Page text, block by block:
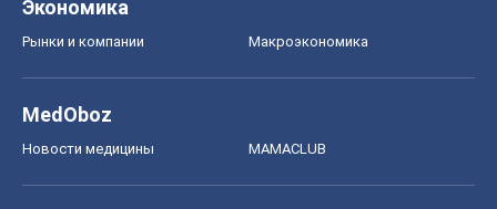
Экономика
Рынки и компании Mакроэкономика
MedOboz
Новости медицины MAMACLUB